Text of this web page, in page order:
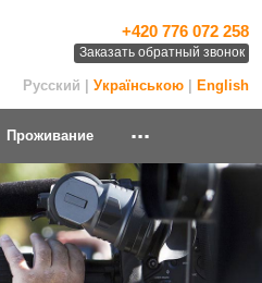
+420 776 072 258
Заказать обратный звонок
Русский | Українською English
Проживание ...